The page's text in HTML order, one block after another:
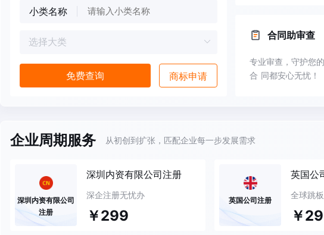
小类名称
免费查询 商标申请
合同助审查
专业审查，守护您
合 同都安心无忧！
企业周期服务 从初创到扩张，匹配企业每一步发展需求
深圳内资有限公司
注册
深圳内资有限公司注册
深企注册无忧办
￥299
英国公司注册
英国公
全球跳
￥